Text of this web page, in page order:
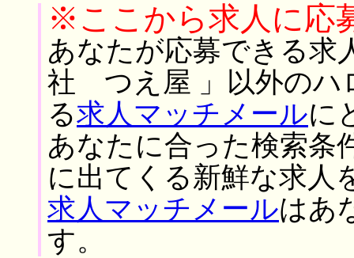
※ここから求人に応
あなたが応募できる求
社 つえ屋 」以外のハ
る求人マッチメールに
あなたに合った検索条
に出てくる新鮮な求人
求人マッチメールはあ
す。